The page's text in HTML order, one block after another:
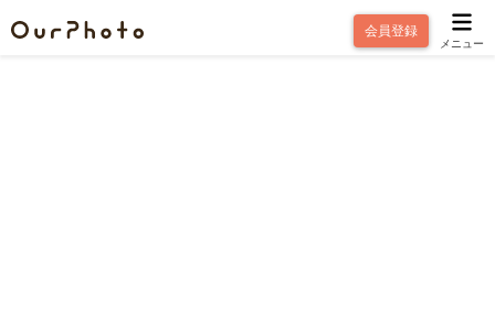
会員登録
メニュー